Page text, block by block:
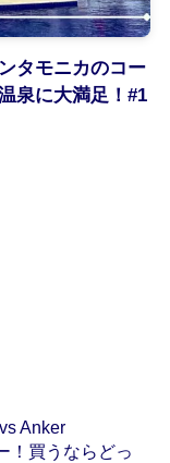
タモニカのコー
泉に大満足！#1
Anker
！買うならどっ